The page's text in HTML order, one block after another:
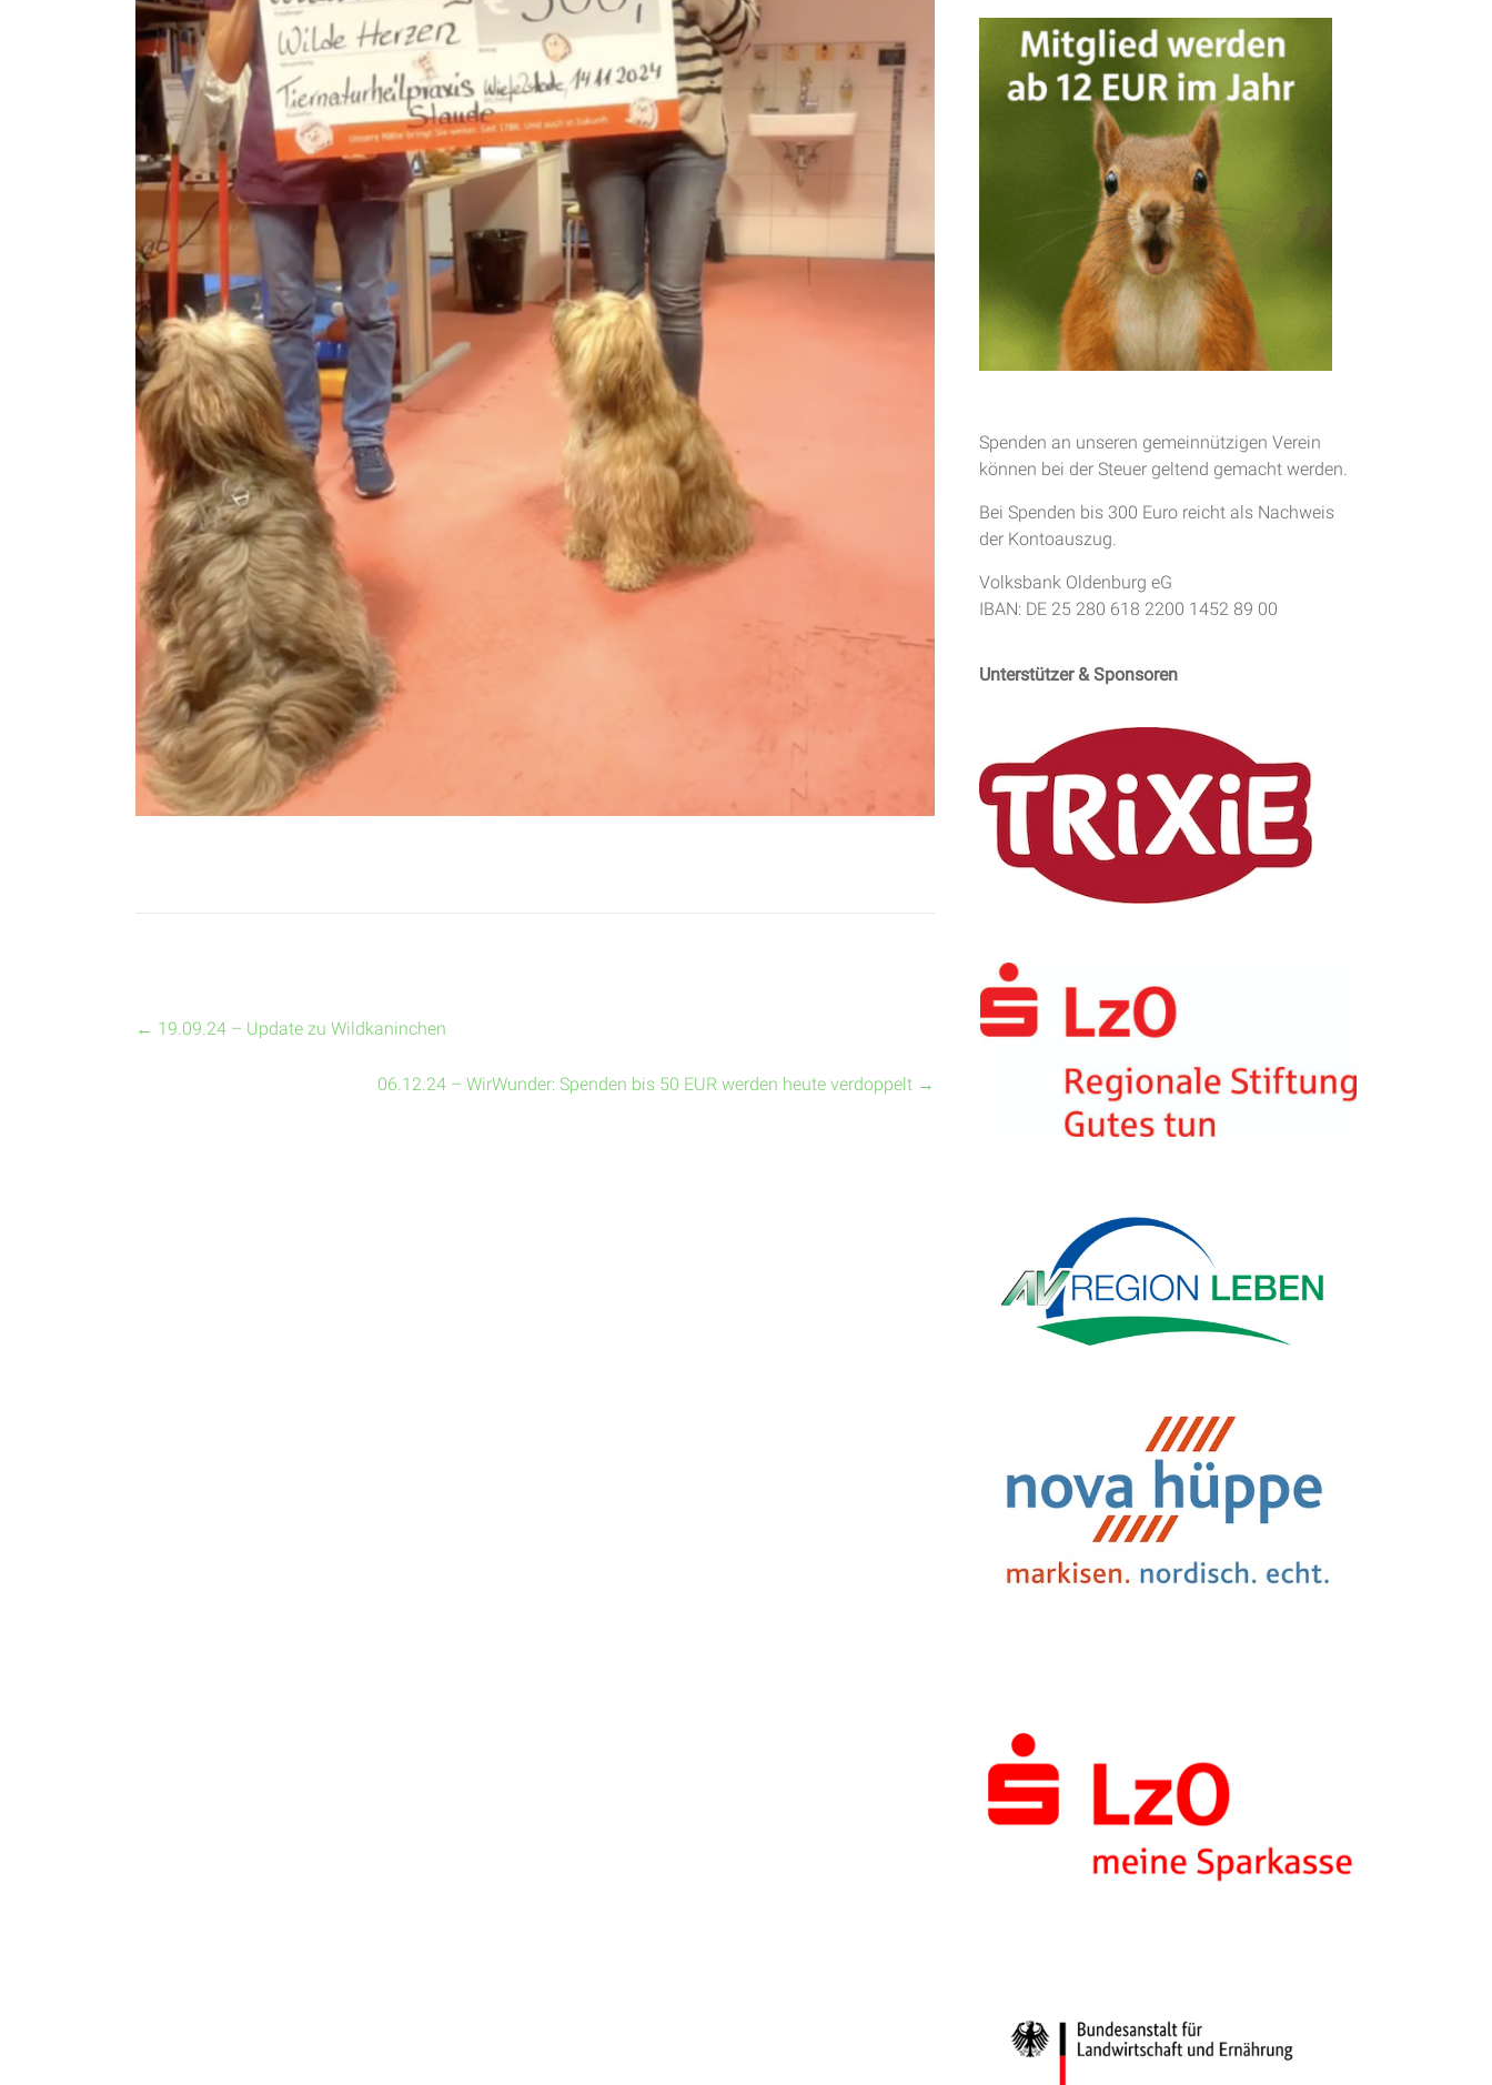
← 19.09.24 – Update zu Wildkaninchen
06.12.24 – WirWunder: Spenden bis 50 EUR werden heute verdoppelt →
Spenden an unseren gemeinnützigen Verein
können bei der Steuer geltend gemacht werden.
Bei Spenden bis 300 Euro reicht als Nachweis
der Kontoauszug.
Volksbank Oldenburg eG
IBAN: DE 25 280 618 2200 1452 89 00
Unterstützer & Sponsoren